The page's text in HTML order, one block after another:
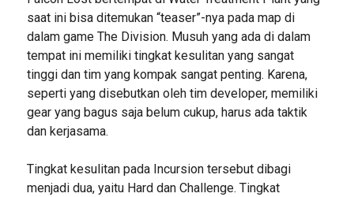
saat ini bisa ditemukan “teaser”-nya pada map di
dalam game The Division. Musuh yang ada di dalam
tempat ini memiliki tingkat kesulitan yang sangat
tinggi dan tim yang kompak sangat penting. Karena,
seperti yang disebutkan oleh tim developer, memiliki
gear yang bagus saja belum cukup, harus ada taktik
dan kerjasama.
Tingkat kesulitan pada Incursion tersebut dibagi
menjadi dua, yaitu Hard dan Challenge. Tingkat